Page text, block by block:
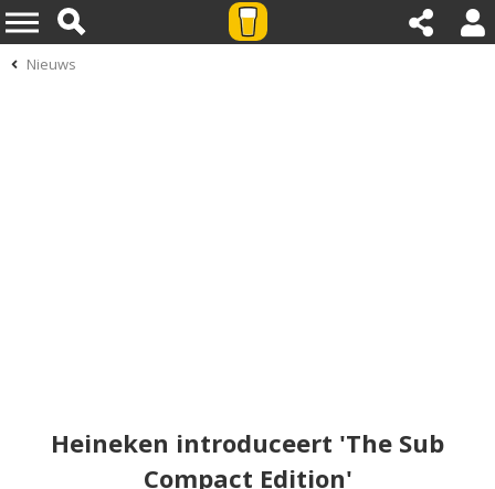
Nieuws
Heineken introduceert 'The Sub
Compact Edition'